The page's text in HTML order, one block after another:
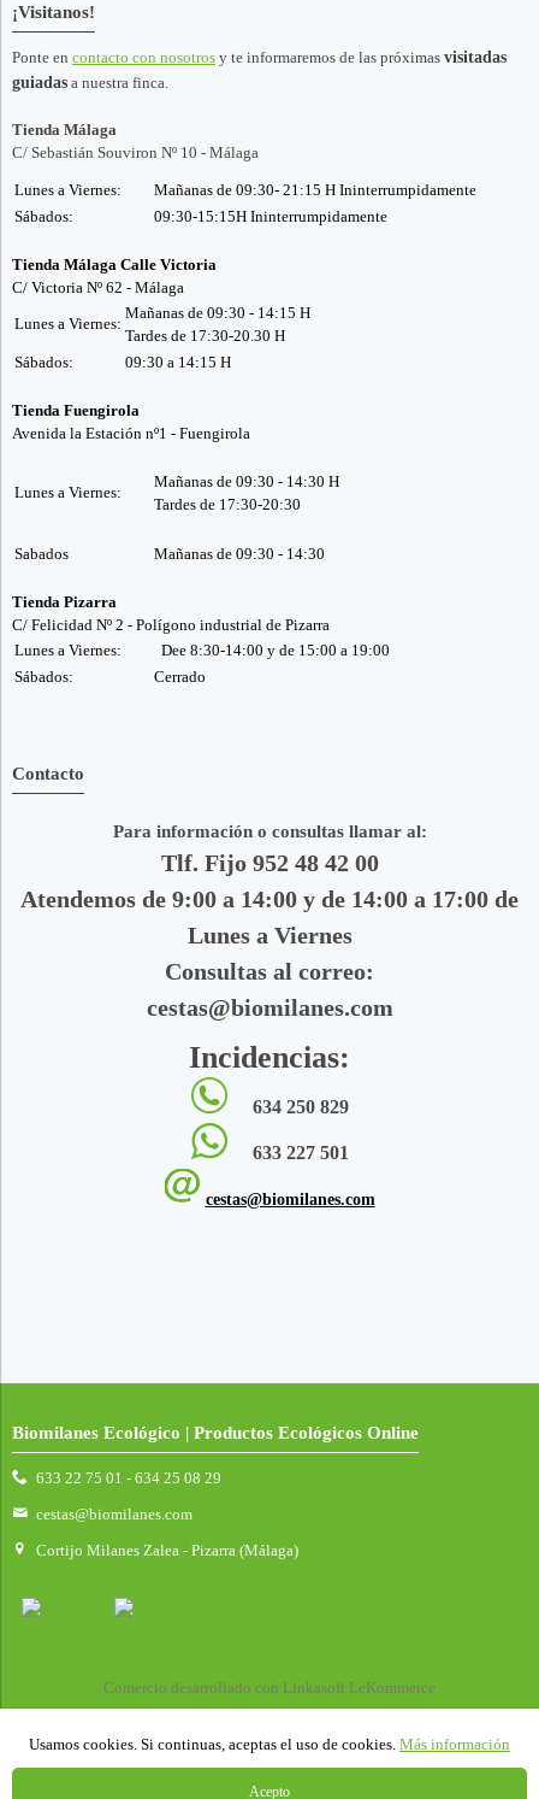
Usamos cookies. Si continuas, aceptas el uso de cookies. Más información
Acepto
¡Visitanos!
Ponte en contacto con nosotros y te informaremos de las próximas visitadas
guiadas a nuestra finca.
Tienda Málaga
C/ Sebastián Souviron Nº 10 - Málaga
Lunes a Viernes:
Mañanas de 09:30- 21:15 H Ininterrumpidamente
Sábados:
09:30-15:15H Ininterrumpidamente
Tienda Málaga Calle Victoria
C/ Victoria Nº 62 - Málaga
Lunes a Viernes:
Mañanas de 09:30 - 14:15 H
Tardes de 17:30-20.30 H
Sábados:
09:30 a 14:15 H
Tienda Fuengirola
Avenida la Estación nº1 - Fuengirola
Lunes a Viernes:
Mañanas de 09:30 - 14:30 H
Tardes de 17:30-20:30
Sabados Mañanas de 09:30 - 14:30
Tienda Pizarra
C/ Felicidad Nº 2 - Polígono industrial de Pizarra
Lunes a Viernes:
Dee 8:30-14:00 y de 15:00 a 19:00
Sábados:
Cerrado
Contacto
Para información o consultas llamar al:
Tlf. Fijo 952 48 42 00
Atendemos de 9:00 a 14:00 y de 14:00 a 17:00 de
Lunes a Viernes
Consultas al correo:
cestas@biomilanes.com
Incidencias:
634 250 829
633 227 501
cestas@biomilanes.com
Biomilanes Ecológico | Productos Ecológicos Online
633 22 75 01 - 634 25 08 29
cestas@biomilanes.com
Cortijo Milanes Zalea - Pizarra (Málaga)
Comercio desarrollado con Linkasoft LeKommerce